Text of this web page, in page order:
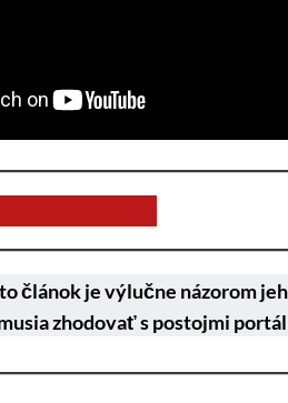
článok je výlučne názorom
zhodovať s postojmi